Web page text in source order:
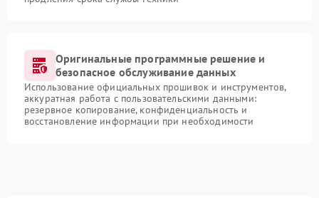
Оригинальные программные решение и
безопасное обслуживание данных
Использование официальных прошивок и инструментов,
аккуратная работа с пользовательскими данными:
резервное копирование, конфиденциальность и
восстановление информации при необходимости